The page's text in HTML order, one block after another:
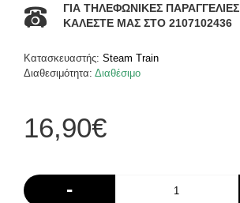
ΓΙΑ ΤΗΛΕΦΩΝΙΚΕΣ ΠΑΡΑΓΓΕΛΙΕΣ
ΚΑΛΕΣΤΕ ΜΑΣ ΣΤΟ 2107102436
Κατασκευαστής: Steam Train
Διαθεσιμότητα: Διαθέσιμο
16,90€
-